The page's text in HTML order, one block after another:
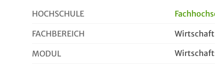
HOCHSCHULE
FACHBEREICH Wirtschaft
MODUL